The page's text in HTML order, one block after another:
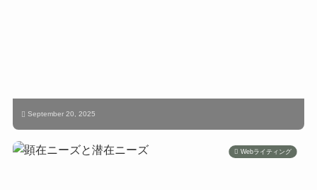
September 20, 2025
Webライティング